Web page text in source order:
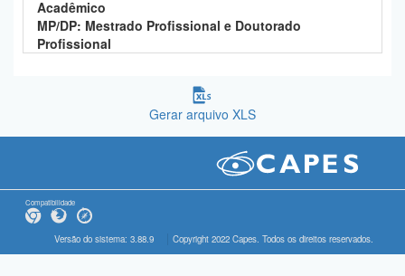
Acadêmico
MP/DP: Mestrado Profissional e Doutorado
Profissional
Gerar arquivo XLS
Compatibilidade
Versão do sistema: 3.88.9 Copyright 2022 Capes. Todos os direitos reservados.